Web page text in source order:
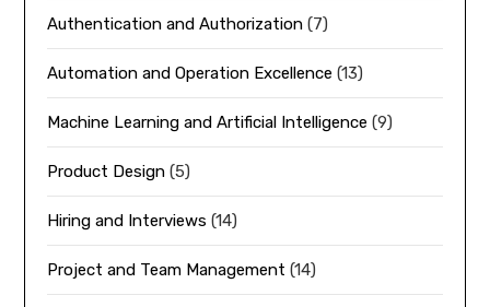
Authentication and Authorization (7)
Automation and Operation Excellence (13)
Machine Learning and Artificial Intelligence (9)
Product Design (5)
Hiring and Interviews (14)
Project and Team Management (14)